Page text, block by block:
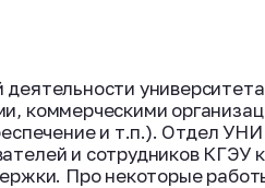
коммерческими
и т.п.). Отдел
и сотрудников КГЭУ
Про некоторые